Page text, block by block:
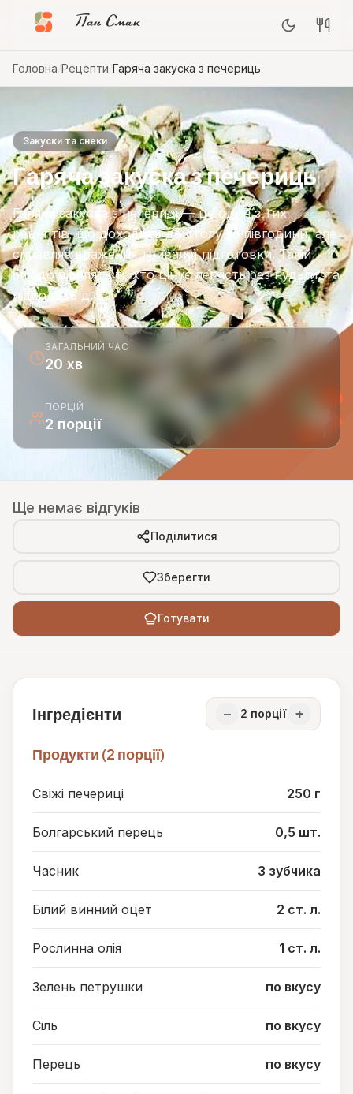
Пан Смак
Головна Рецепти Гаряча закуска з печериць
Закуски та снеки
Гаряча закуска з печериць
Гаряча закуска з печериці — це один з тих
рецептів, що доходить до столу за півгодини, але
справляє враження тривалої підготовки. Такій
блюдо люблять ті, хто цінує легкість без нудьги, та
підходить д…
ЗАГАЛЬНИЙ ЧАС
20 хв
ПОРЦІЙ
2 порції
Ще немає відгуків
Поділитися
Зберегти
Готувати
Інгредієнти − 2 порції +
Продукти (2 порції)
Свіжі печериці 250 г
Болгарський перець 0,5 шт.
Часник 3 зубчика
Білий винний оцет 2 ст. л.
Рослинна олія 1 ст. л.
Зелень петрушки по вкусу
Сіль по вкусу
Перець по вкусу